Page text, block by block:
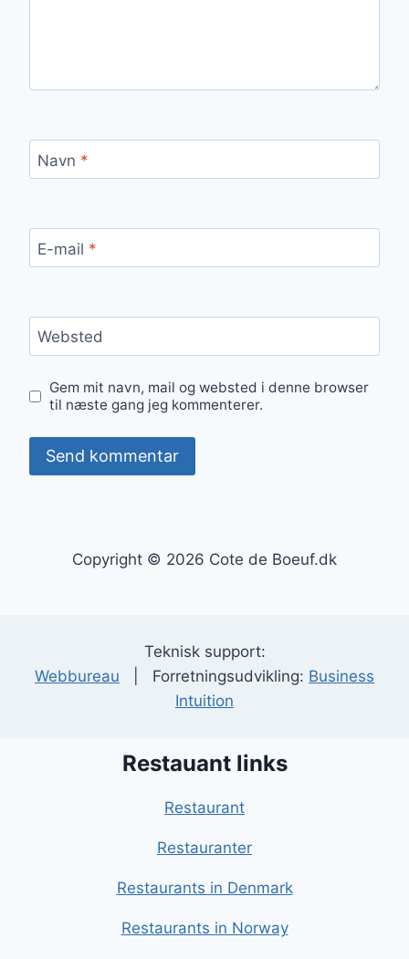
Navn *
E-mail *
Websted
Gem mit navn, mail og websted i denne browser
til næste gang jeg kommenterer.
Copyright © 2026 Cote de Boeuf.dk
Teknisk support:
Webbureau | Forretningsudvikling: Business
Intuition
Restauant links
Restaurant
Restauranter
Restaurants in Denmark
Restaurants in Norway